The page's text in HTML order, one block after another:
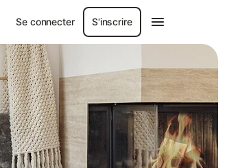
Se connecter S'inscrire